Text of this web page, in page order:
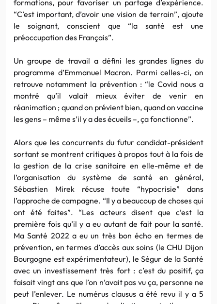
formations, pour favoriser un partage d’expérience.
“C’est important, d’avoir une vision de terrain”, ajoute
le soignant, conscient que “la santé est une
préoccupation des Français”.
Un groupe de travail a défini les grandes lignes du
programme d’Emmanuel Macron. Parmi celles-ci, on
retrouve notamment la prévention : “le Covid nous a
montré qu’il valait mieux éviter de venir en
réanimation ; quand on prévient bien, quand on vaccine
les gens – même s’il y a des écueils –, ça fonctionne”.
Alors que les concurrents du futur candidat-président
sortant se montrent critiques à propos tout à la fois de
la gestion de la crise sanitaire en elle-même et de
l’organisation du système de santé en général,
Sébastien Mirek récuse toute “hypocrisie” dans
l’approche de campagne. “Il y a beaucoup de choses qui
ont été faites”. “Les acteurs disent que c’est la
première fois qu’il y a eu autant de fait pour la santé.
Ma Santé 2022 a eu un très bon écho en termes de
prévention, en termes d’accès aux soins (le CHU Dijon
Bourgogne est expérimentateur), le Ségur de la Santé
avec un investissement très fort : c’est du positif, ça
faisait vingt ans que l’on n’avait pas vu ça, personne ne
peut l’enlever. Le numérus clausus a été revu il y a 5